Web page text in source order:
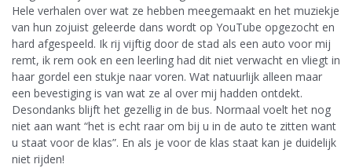
Hele verhalen over wat ze hebben meegemaakt en het muziekje
van hun zojuist geleerde dans wordt op YouTube opgezocht en
hard afgespeeld. Ik rij vijftig door de stad als een auto voor mij
remt, ik rem ook en een leerling had dit niet verwacht en vliegt in
haar gordel een stukje naar voren. Wat natuurlijk alleen maar
een bevestiging is van wat ze al over mij hadden ontdekt.
Desondanks blijft het gezellig in de bus. Normaal voelt het nog
niet aan want “het is echt raar om bij u in de auto te zitten want
u staat voor de klas”. En als je voor de klas staat kan je duidelijk
niet rijden!